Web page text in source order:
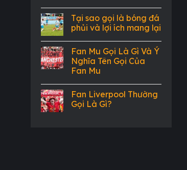
Tại sao gọi là bóng đá
phủi và lợi ích mang lại
Fan Mu Gọi Là Gì Và Ý
Nghĩa Tên Gọi Của
Fan Mu
Fan Liverpool Thường
Gọi Là Gì?